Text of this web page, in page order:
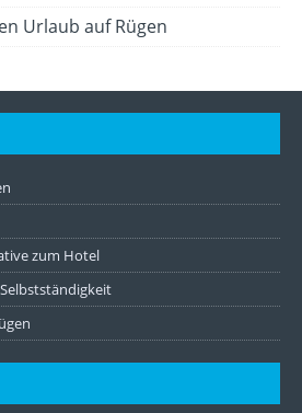
Urlaub auf Rügen
zum Hotel